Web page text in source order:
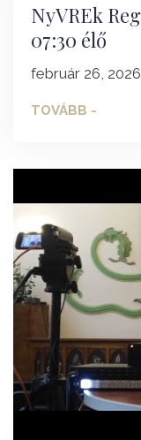
NyVREk
07:30 élő
február 26, 2026
TOVÁBB -